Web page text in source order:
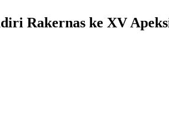
Rakernas ke XV